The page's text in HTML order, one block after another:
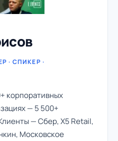
· СПИКЕР ·
корпоративных
— 5 500+
— Сбер, X5 Retail,
Московское